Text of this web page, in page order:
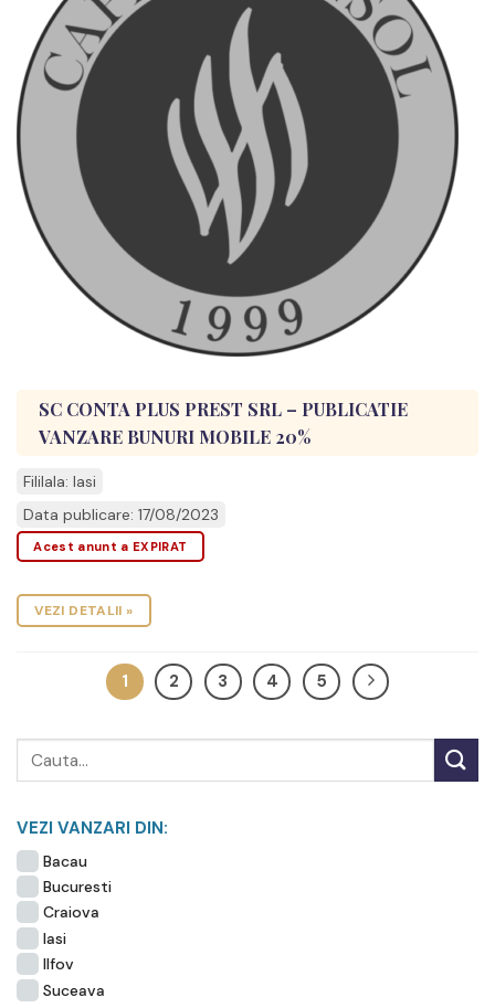
SC CONTA PLUS PREST SRL – PUBLICATIE
VANZARE BUNURI MOBILE 20%
Fililala: Iasi
Data publicare: 17/08/2023
Acest anunt a EXPIRAT
VEZI DETALII »
1 2 3 4 5
VEZI VANZARI DIN:
Bacau
Bucuresti
Craiova
Iasi
Ilfov
Suceava